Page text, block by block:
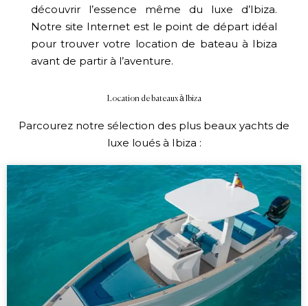
découvrir l’essence même du luxe d’Ibiza.
Notre site Internet est le point de départ idéal
pour trouver votre location de bateau à Ibiza
avant de partir à l’aventure.
Location de bateaux à Ibiza
Parcourez notre sélection des plus beaux yachts de
luxe loués à Ibiza :